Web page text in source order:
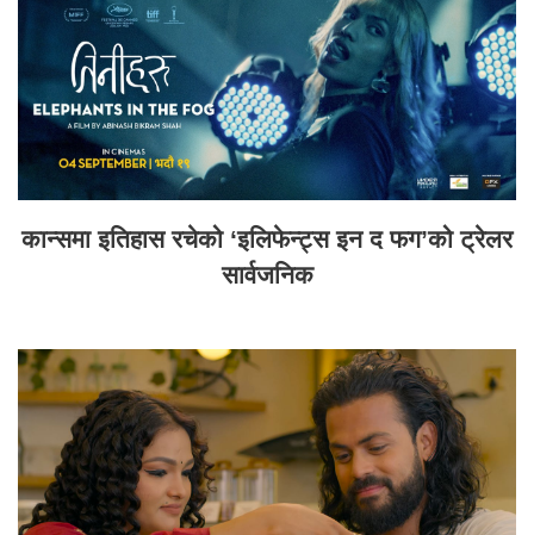
कान्समा इतिहास रचेको ‘इलिफेन्ट्स इन द फग’को ट्रेलर
सार्वजनिक